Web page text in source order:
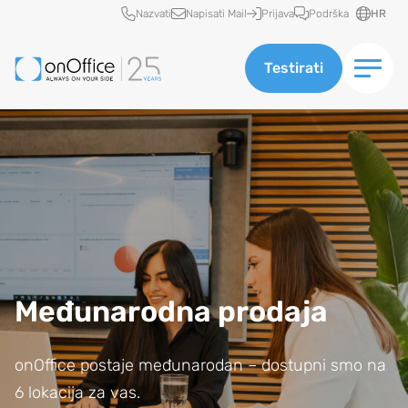
Brzi pristup
Nazvati Napisati Mail Prijava Podrška HR
Testirati
Međunarodna prodaja
onOffice postaje međunarodan – dostupni smo na
6 lokacija za vas.